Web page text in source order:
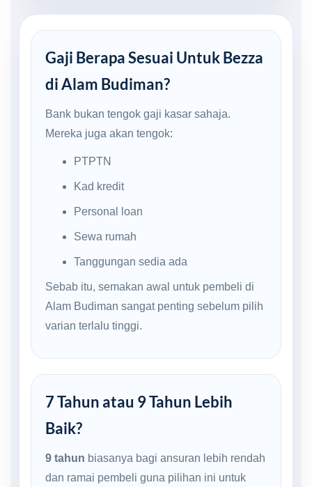
Gaji Berapa Sesuai Untuk Bezza
di Alam Budiman?
Bank bukan tengok gaji kasar sahaja.
Mereka juga akan tengok:
PTPTN
Kad kredit
Personal loan
Sewa rumah
Tanggungan sedia ada
Sebab itu, semakan awal untuk pembeli di
Alam Budiman sangat penting sebelum pilih
varian terlalu tinggi.
7 Tahun atau 9 Tahun Lebih
Baik?
9 tahun biasanya bagi ansuran lebih rendah
dan ramai pembeli guna pilihan ini untuk